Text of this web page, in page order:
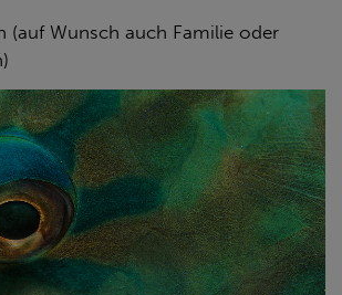
(auf Wunsch auch Familie oder